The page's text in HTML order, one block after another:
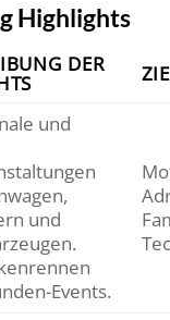
Highlights
DER
und
und
Events.